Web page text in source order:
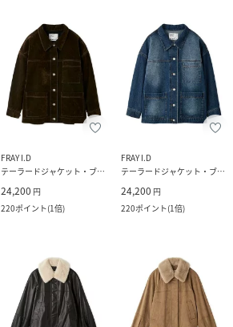
FRAY I.D
テーラードジャケット・ブレザー
24,200 円
220ポイント(1倍)
FRAY I.D
テーラードジャケット・ブレザー
24,200 円
220ポイント(1倍)